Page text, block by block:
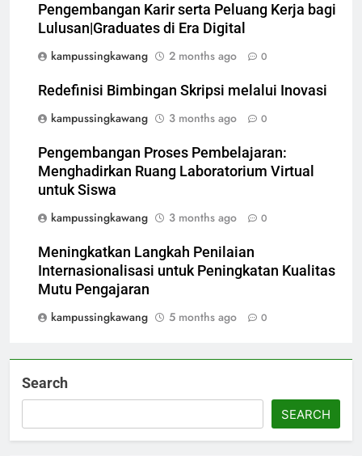
Pengembangan Karir serta Peluang Kerja bagi
Lulusan|Graduates di Era Digital
kampussingkawang
2 months ago 0
Redefinisi Bimbingan Skripsi melalui Inovasi
kampussingkawang
3 months ago 0
Pengembangan Proses Pembelajaran:
Menghadirkan Ruang Laboratorium Virtual
untuk Siswa
kampussingkawang
3 months ago 0
Meningkatkan Langkah Penilaian
Internasionalisasi untuk Peningkatan Kualitas
Mutu Pengajaran
kampussingkawang
5 months ago 0
Search
SEARCH